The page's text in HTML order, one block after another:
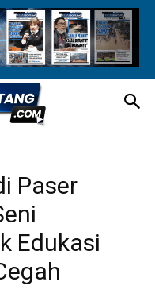
Paser
Edukasi